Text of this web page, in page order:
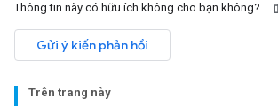
Thông tin này có hữu ích không cho bạn không?
Gửi ý kiến phản hồi
Trên trang này